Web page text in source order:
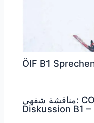
ÖIF B1
مناقشة شفهي: COMPUTERSPIELE:
Diskussion B1 –